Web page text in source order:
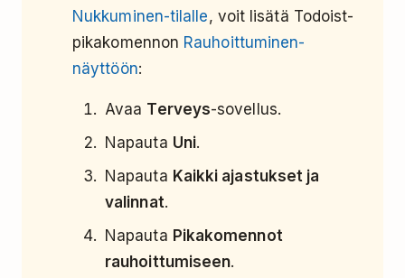
Nukkuminen-tilalle, voit lisätä Todoist-
pikakomennon Rauhoittuminen-
näyttöön:
Avaa Terveys-sovellus.
Napauta Uni.
Napauta Kaikki ajastukset ja
valinnat.
Napauta Pikakomennot
rauhoittumiseen.